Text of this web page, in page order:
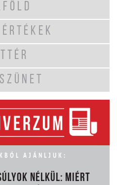
AJÁNLJUK:
NÉLKÜL: MIÉRT